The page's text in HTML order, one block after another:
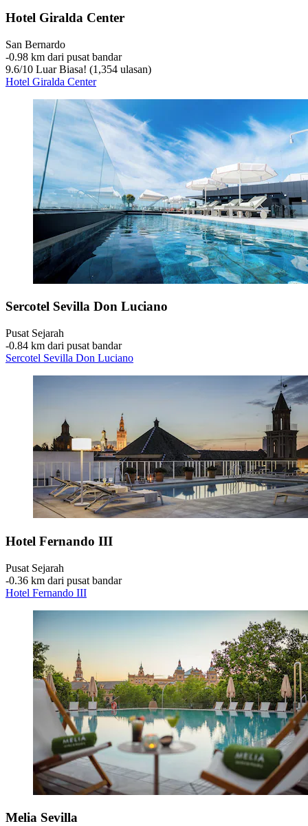
Hotel Giralda Center
San Bernardo
‐0.98 km dari pusat bandar
9.6/10 Luar Biasa! (1,354 ulasan)
Hotel Giralda Center
Sercotel Sevilla Don Luciano
Pusat Sejarah
‐0.84 km dari pusat bandar
Sercotel Sevilla Don Luciano
Hotel Fernando III
Pusat Sejarah
‐0.36 km dari pusat bandar
Hotel Fernando III
Melia Sevilla